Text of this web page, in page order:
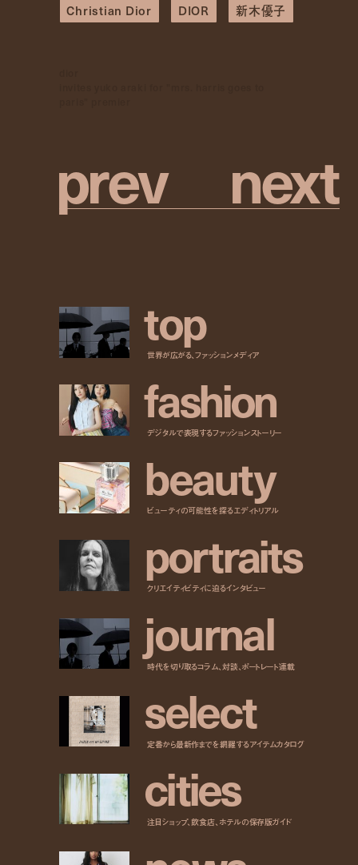
Christian Dior DIOR 新木優子
prev next
top
世界が広がる、ファッションメディア
fashion
デジタルで表現するファッションストーリー
beauty
ビューティの可能性を探るエディトリアル
portraits
クリエイティビティに迫るインタビュー
journal
時代を切り取るコラム、対談、ポートレート連載
select
定番から最新作までを網羅するアイテムカタログ
cities
注目ショップ、飲食店、ホテルの保存版ガイド